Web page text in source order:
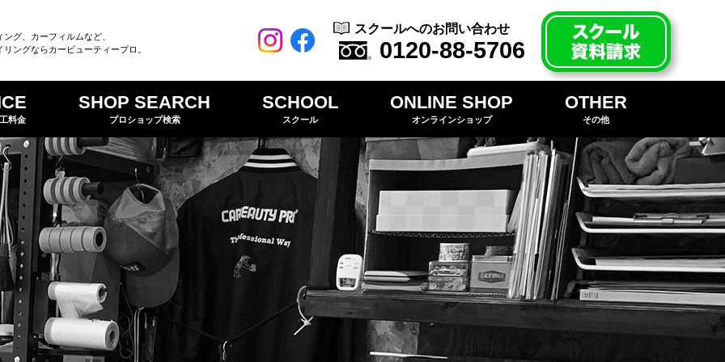
グ、カーフィルムなど、
ングならカービューティープロ。
スクールへのお問い合わせ
0120-88-5706
料金
SHOP SEARCH
プロショップ検索
SCHOOL
スクール
ONLINE SHOP
オンラインショップ
OTHER
その他